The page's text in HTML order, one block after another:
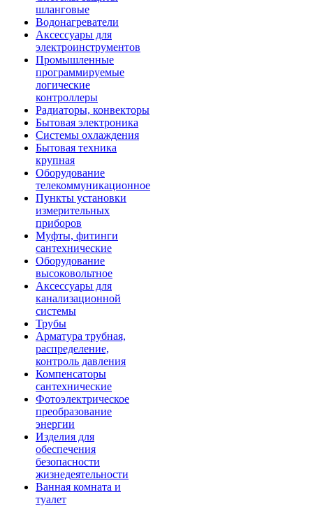
шланговые
Водонагреватели
Аксессуары для
электроинструментов
Промышленные
программируемые
логические
контроллеры
Радиаторы, конвекторы
Бытовая электроника
Системы охлаждения
Бытовая техника
крупная
Оборудование
телекоммуникационное
Пункты установки
измерительных
приборов
Муфты, фитинги
сантехнические
Оборудование
высоковольтное
Аксессуары для
канализационной
системы
Трубы
Арматура трубная,
распределение,
контроль давления
Компенсаторы
сантехнические
Фотоэлектрическое
преобразование
энергии
Изделия для
обеспечения
безопасности
жизнедеятельности
Ванная комната и
туалет